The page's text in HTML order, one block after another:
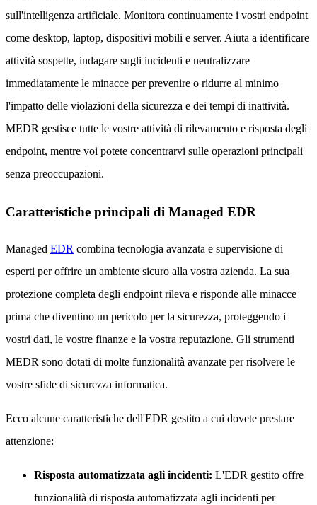
sull'intelligenza artificiale. Monitora continuamente i vostri endpoint
come desktop, laptop, dispositivi mobili e server. Aiuta a identificare
attività sospette, indagare sugli incidenti e neutralizzare
immediatamente le minacce per prevenire o ridurre al minimo
l'impatto delle violazioni della sicurezza e dei tempi di inattività.
MEDR gestisce tutte le vostre attività di rilevamento e risposta degli
endpoint, mentre voi potete concentrarvi sulle operazioni principali
senza preoccupazioni.
Caratteristiche principali di Managed EDR
Managed EDR combina tecnologia avanzata e supervisione di
esperti per offrire un ambiente sicuro alla vostra azienda. La sua
protezione completa degli endpoint rileva e risponde alle minacce
prima che diventino un pericolo per la sicurezza, proteggendo i
vostri dati, le vostre finanze e la vostra reputazione. Gli strumenti
MEDR sono dotati di molte funzionalità avanzate per risolvere le
vostre sfide di sicurezza informatica.
Ecco alcune caratteristiche dell'EDR gestito a cui dovete prestare
attenzione:
Risposta automatizzata agli incidenti: L'EDR gestito offre
funzionalità di risposta automatizzata agli incidenti per